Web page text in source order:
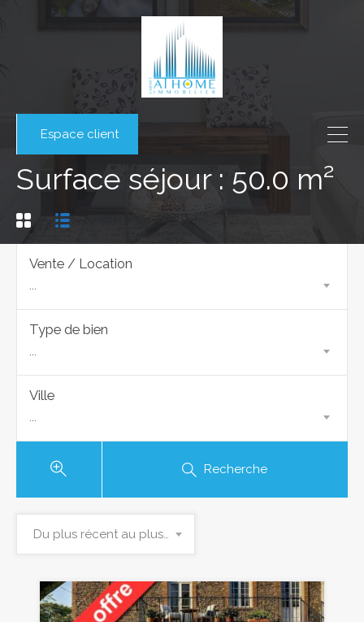
Espace client
Surface séjour : 50.0 m²
Vente / Location
...
Type de bien
...
Ville
...
Recherche
Du plus récent au plus ancien